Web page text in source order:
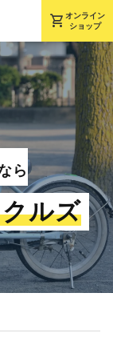
shopping_cart オンライン
ショップ
ら
ルズ